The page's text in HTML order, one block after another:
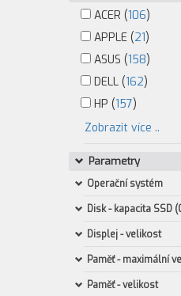
ACER (106)
APPLE (21)
ASUS (158)
DELL (162)
HP (157)
Zobrazit více ..
Parametry
Operační systém
Disk - kapacita SSD
Displej - velikost
Paměť - maximální
Paměť - velikost